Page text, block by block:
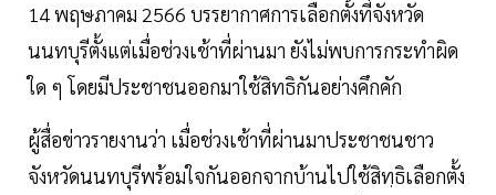
14 พฤษภาคม 2566 บรรยากาศการเลือกตั้งที่จังหวัด
นนทบุรีตั้งแต่เมื่อช่วงเช้าที่ผ่านมา ยังไม่พบการกระทำผิด
ใด ๆ โดยมีประชาชนออกมาใช้สิทธิกันอย่างคึกคัก
ผู้สื่อข่าวรายงานว่า เมื่อช่วงเช้าที่ผ่านมาประชาชนชาว
จังหวัดนนทบุรีพร้อมใจกันออกจากบ้านไปใช้สิทฺธิเลือกตั้ง